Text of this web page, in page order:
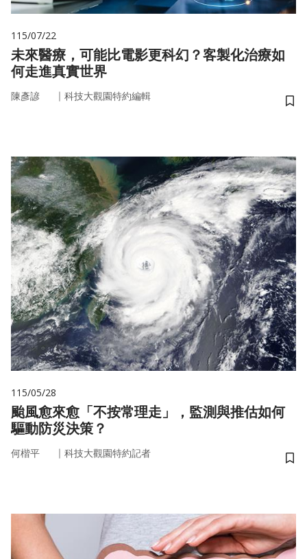
115/07/22
未來醫療，可能比電影更科幻？客製化治療如
何走進真實世界
陳彥諺 ｜ 科技大觀園特約編輯
儲
115/05/28
颱風愈來愈「不按常理走」，監測與推估如何
驅動防災決策？
何楷平 ｜ 科技大觀園特約記者
儲